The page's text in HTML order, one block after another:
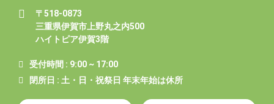
〒518-0873
三重県伊賀市上野丸之内500
ハイトピア伊賀3階
受付時間 : 9:00 ~ 17:00
閉所日 : 土・日・祝祭日 年末年始は休所